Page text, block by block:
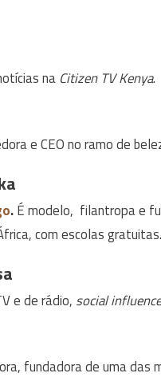
na Citizen TV Kenya.
e CEO no ramo de
.É modelo, filantropa e
com escolas gratuitas.
e de rádio, social
fundadora de uma das